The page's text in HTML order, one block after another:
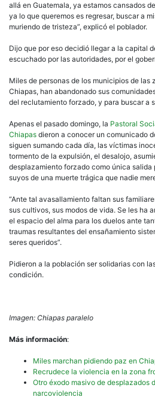
allá en Guatemala, ya estamos cansados
ya lo que queremos es regresar, buscar a
muriendo de tristeza”, explicó el poblador.
Dijo que por eso decidió llegar a la capital
escuchado por las autoridades, por el
Miles de personas de los municipios de las
Chiapas, han abandonado sus
del reclutamiento forzado, y para buscar a
Apenas el pasado domingo, la Pastoral
Chiapas dieron a conocer un comunicado
siguen sumando cada día, las víctimas
tormento de la expulsión, el desalojo,
desplazamiento forzado como única salida
suyos de una muerte trágica que nadie
“Ante tal avasallamiento faltan sus
sus cultivos, sus modos de vida. Se les ha
el espacio del alma para los duelos ante
traumas resultantes del ensañamiento
seres queridos”.
Pidieron a la población ser solidarias con
condición.
Imagen: Chiapas paralelo
Más información:
Miles marchan pidiendo paz en
Recrudece la violencia en la zona
Otro éxodo masivo de desplazados
narcoviolencia